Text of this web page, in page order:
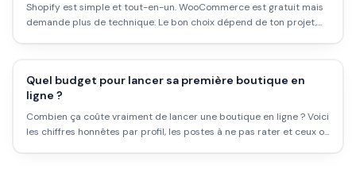
Shopify est simple et tout-en-un. WooCommerce est gratuit mais
demande plus de technique. Le bon choix dépend de ton projet,
Quel budget pour lancer sa première boutique en
ligne ?
Combien ça coûte vraiment de lancer une boutique en ligne ? Voici
les chiffres honnêtes par profil, les postes à ne pas rater et ceux où